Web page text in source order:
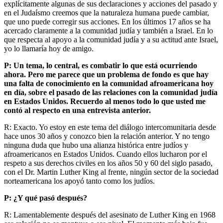
explícitamente algunas de sus declaraciones y acciones del pasado y
en el Judaísmo creemos que la naturaleza humana puede cambiar,
que uno puede corregir sus acciones. En los últimos 17 años se ha
acercado claramente a la comunidad judía y también a Israel. En lo
que respecta al apoyo a la comunidad judía y a su actitud ante Israel,
yo lo llamaría hoy de amigo.
P: Un tema, lo central, es combatir lo que está ocurriendo
ahora. Pero me parece que un problema de fondo es que hay
una falta de conocimiento en la comunidad afroamericana hoy
en día, sobre el pasado de las relaciones con la comunidad judía
en Estados Unidos. Recuerdo al menos todo lo que usted me
contó al respecto en una entrevista anterior.
R: Exacto. Yo estoy en este tema del diálogo intercomunitaria desde
hace unos 30 años y conozco bien la relación anterior. Y no tengo
ninguna duda que hubo una alianza histórica entre judíos y
afroamericanos en Estados Unidos. Cuando ellos lucharon por el
respeto a sus derechos civiles en los años 50 y 60 del siglo pasado,
con el Dr. Martin Luther King al frente, ningún sector de la sociedad
norteamericana los apoyó tanto como los judíos.
P: ¿Y qué pasó después?
R: Lamentablemente después del asesinato de Luther King en 1968